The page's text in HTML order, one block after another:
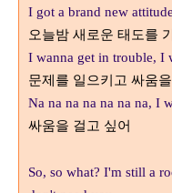
I got a brand new
오늘밤 새로운 태도를
I wanna get in trouble, I
문제를 일으키고 싸움
Na na na na na na na, I
싸움을 걸고 싶어
So, so what? I'm still a